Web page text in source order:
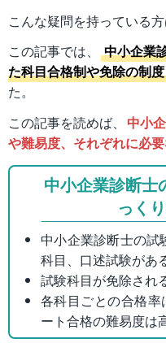
こんな疑問を持っている
この記事では、
中小企業
た科目合格制や免除の制度
た。
この記事を読めば、
中小
や難易度、それぞれに必
中小企業診断士
っく
中小企業診断士の試
科目、口述試験があ
試験科目が免除され
各科目ごとの合格
ート合格の難易度は